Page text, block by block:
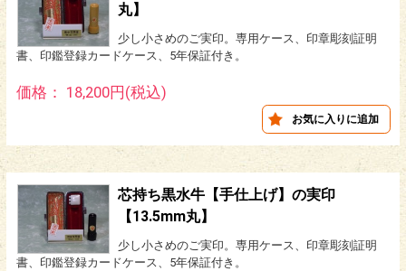
丸】
少し小さめのご実印。専用ケース、印章彫刻証明
書、印鑑登録カードケース、5年保証付き。
価格： 18,200円(税込)
芯持ち黒水牛【手仕上げ】の実印
【13.5mm丸】
少し小さめのご実印。専用ケース、印章彫刻証明
書、印鑑登録カードケース、5年保証付き。